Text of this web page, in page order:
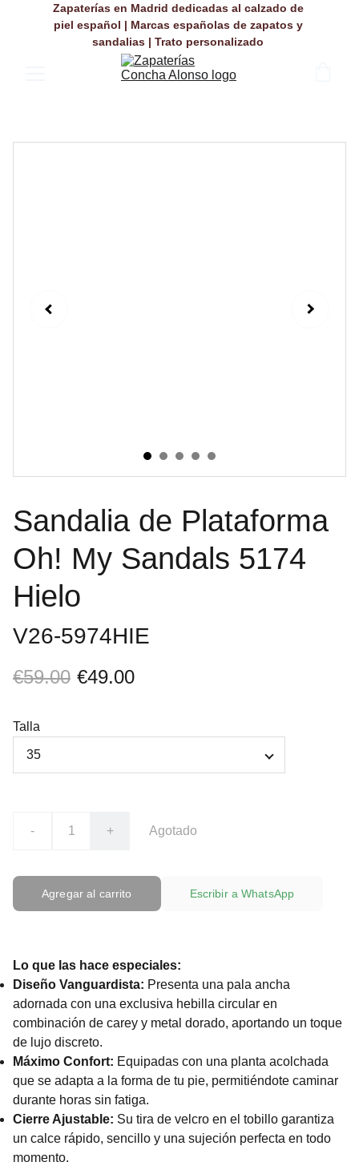
Zapaterías en Madrid dedicadas al calzado de
piel español | Marcas españolas de zapatos y
sandalias | Trato personalizado
Sandalia de Plataforma
Oh! My Sandals 5174
Hielo
V26-5974HIE
€59.00 €49.00
Talla
- + Agotado
Agregar al carrito Escribir a WhatsApp
Lo que las hace especiales:
Diseño Vanguardista: Presenta una pala ancha
adornada con una exclusiva hebilla circular en
combinación de carey y metal dorado, aportando un toque
de lujo discreto.
Máximo Confort: Equipadas con una planta acolchada
que se adapta a la forma de tu pie, permitiéndote caminar
durante horas sin fatiga.
Cierre Ajustable: Su tira de velcro en el tobillo garantiza
un calce rápido, sencillo y una sujeción perfecta en todo
momento.